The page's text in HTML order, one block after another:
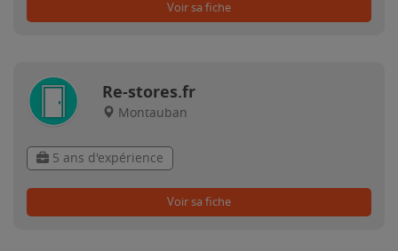
Voir sa fiche
Re-stores.fr
Montauban
5 ans d'expérience
Voir sa fiche